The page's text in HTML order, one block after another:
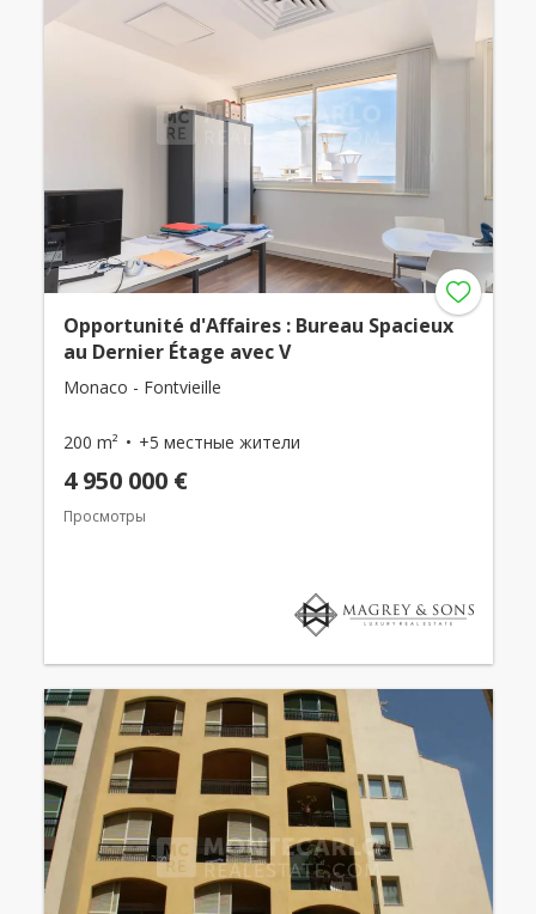
Opportunité d'Affaires : Bureau Spacieux
au Dernier Étage avec V
Monaco - Fontvieille
200 m² +5 местные жители
4 950 000 €
Просмотры